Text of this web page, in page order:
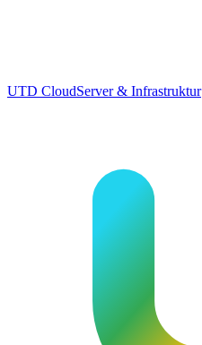
UTD CloudServer & Infrastruktur